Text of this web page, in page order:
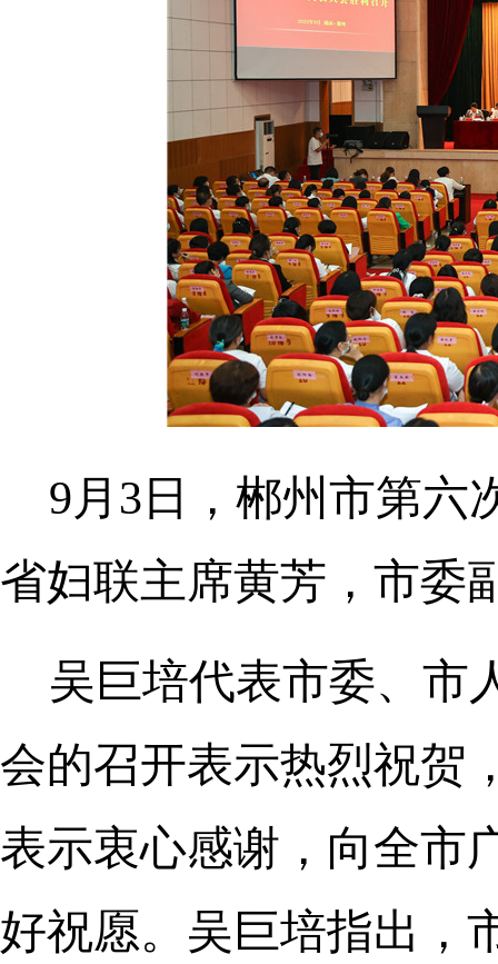
9月3日，郴州市第六
省妇联主席黄芳，市委
吴巨培代表市委、市
会的召开表示热烈祝贺
表示衷心感谢，向全市
好祝愿。吴巨培指出，